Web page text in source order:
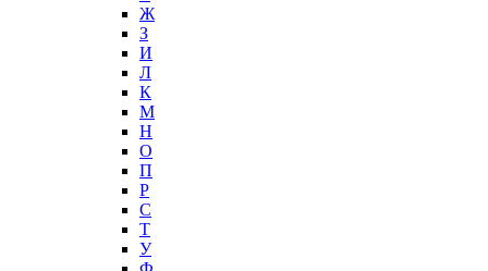
Ж
З
И
Л
К
М
Н
О
П
Р
С
Т
У